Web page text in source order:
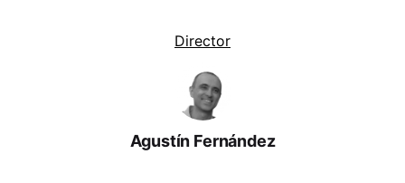
Director
Agustín Fernández